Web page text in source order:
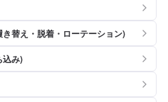
替え・脱着・ローテーション)
込み)